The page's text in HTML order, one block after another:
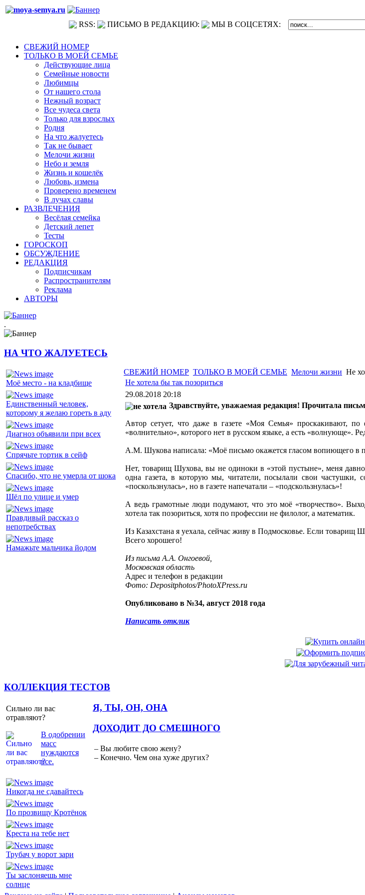
RSS: ПИСЬМО В РЕДАКЦИЮ: МЫ В СОЦСЕТЯХ:
СВЕЖИЙ НОМЕР
ТОЛЬКО В МОЕЙ СЕМЬЕ
Действующие лица
Семейные новости
Любимцы
От нашего стола
Нежный возраст
Все чудеса света
Только для взрослых
Родня
На что жалуетесь
Так не бывает
Мелочи жизни
Небо и земля
Жизнь и кошелёк
Любовь, измена
Проверено временем
В лучах славы
РАЗВЛЕЧЕНИЯ
Весёлая семейка
Детский лепет
Тесты
ГОРОСКОП
ОБСУЖДЕНИЕ
РЕДАКЦИЯ
Подписчикам
Распространителям
Реклама
АВТОРЫ
.
НА ЧТО ЖАЛУЕТЕСЬ
Моё место - на кладбище
Единственный человек,
которому я желаю гореть в аду
Диагноз объявили при всех
Спрячьте тортик в сейф
Спасибо, что не умерла от шока
Шёл по улице и умер
Правдивый рассказ о
непотребствах
Намажьте мальчика йодом
СВЕЖИЙ НОМЕР ТОЛЬКО В МОЕЙ СЕМЬЕ Мелочи жизни Не
Не хотела бы так позориться
29.08.2018 20:18
Здравствуйте, уважаемая редакция! Прочитала
Автор сетует, что даже в газете «Моя Семья» проскакивают,
«волнительно», которого нет в русском языке, а есть «волнующе».
А.М. Шукова написала: «Моё письмо окажется гласом вопиющего в
Нет, товарищ Шухова, вы не одиноки в «этой пустыне», меня
одна газета, в которую мы, читатели, посылали свои частушки,
«поскользнулась», но в газете напечатали – «подскользнулась»!
А ведь грамотные люди подумают, что это моё «творчество».
хотела так позориться, хотя по профессии не филолог, а математик.
Из Казахстана я уехала, сейчас живу в Подмосковье. Если товарищ
Всего хорошего!
Из письма А.А. Онгоевой,
Московская область
Адрес и телефон в редакции
Фото: Depositphotos/PhotoXPress.ru
Опубликовано в №34, август 2018 года
Написать отклик
КОЛЛЕКЦИЯ ТЕСТОВ
Сильно ли вас
отравляют?
В одобрении
масс
нуждаются
все.
Я, ТЫ, ОН, ОНА
Никогда не сдавайтесь
По прозвищу Кротёнок
Креста на тебе нет
Трубач у ворот зари
Ты заслоняешь мне
солнце
ДОХОДИТ ДО СМЕШНОГО
– Вы любите свою жену?
– Конечно. Чем она хуже других?